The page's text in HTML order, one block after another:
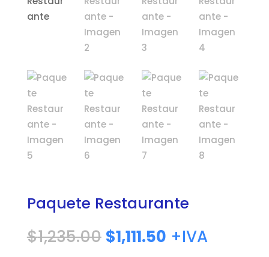
Paquete Restaurante
$1,235.00 El
$1,111.50El+IVA